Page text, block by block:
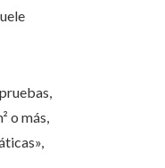
o más,